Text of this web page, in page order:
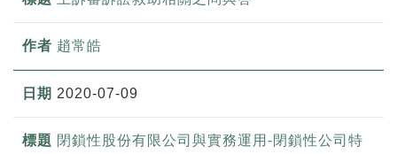
趙常皓
2020-07-09
閉鎖性股份有限公司與實務運用-閉鎖性公司特